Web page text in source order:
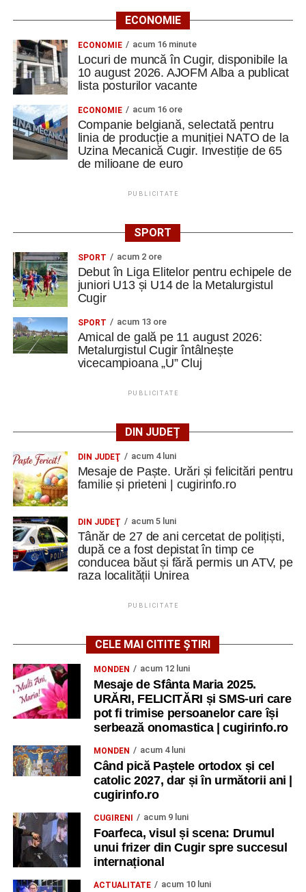
ECONOMIE
ECONOMIE acum 16 minute
Locuri de muncă în Cugir, disponibile la
10 august 2026. AJOFM Alba a publicat
lista posturilor vacante
ECONOMIE acum 16 ore
Companie belgiană, selectată pentru
linia de producție a muniției NATO de la
Uzina Mecanică Cugir. Investiție de 65
de milioane de euro
PUBLICITATE
SPORT
SPORT acum 2 ore
Debut în Liga Elitelor pentru echipele de
juniori U13 și U14 de la Metalurgistul
Cugir
SPORT acum 13 ore
Amical de gală pe 11 august 2026:
Metalurgistul Cugir întâlnește
vicecampioana „U” Cluj
PUBLICITATE
DIN JUDEȚ
DIN JUDEŢ acum 4 luni
Mesaje de Paște. Urări și felicitări pentru
familie și prieteni | cugirinfo.ro
DIN JUDEŢ acum 5 luni
Tânăr de 27 de ani cercetat de polițiști,
după ce a fost depistat în timp ce
conducea băut și fără permis un ATV, pe
raza localității Unirea
PUBLICITATE
CELE MAI CITITE ȘTIRI
MONDEN acum 12 luni
Mesaje de Sfânta Maria 2025.
URĂRI, FELICITĂRI și SMS-uri care
pot fi trimise persoanelor care își
serbează onomastica | cugirinfo.ro
MONDEN acum 4 luni
Când pică Paștele ortodox și cel
catolic 2027, dar și în următorii ani |
cugirinfo.ro
CUGIRENI acum 9 luni
Foarfeca, visul și scena: Drumul
unui frizer din Cugir spre succesul
internațional
ACTUALITATE acum 10 luni